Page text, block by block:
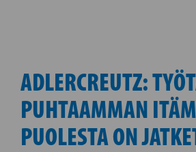
ADLERCREUTZ:
PUHTAAMMAN
PUOLESTA ON